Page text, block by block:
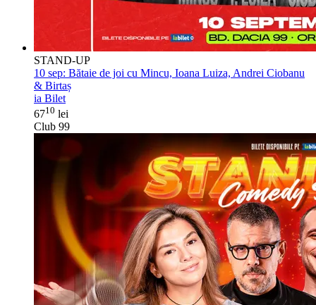
STAND-UP
10 sep: Bătaie de joi cu Mincu, Ioana Luiza, Andrei Ciobanu
& Birtaș
ia Bilet
6710 lei
Club 99